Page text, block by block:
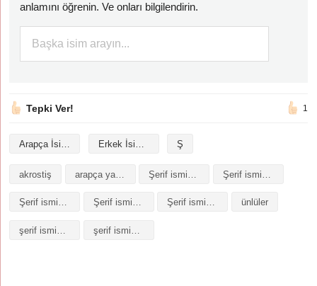
anlamını öğrenin. Ve onları bilgilendirin.
Tepki Ver! 1
Arapça İsimler Erkek İsimleri Ş
akrostiş arapça yazılışı
Şerif isminin baş harfleriyle şiir Şerif isminin kökeni Şerif isminin numerolojisi ünlüler